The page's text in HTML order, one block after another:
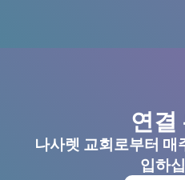
연결
나사렛 교회로부터 매
입하